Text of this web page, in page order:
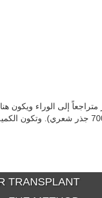
إلى الوراء ويكون
والجوانب التي مازال الشعر موجود فيهما ويمكن زرع 2800-
TRANSPLANT